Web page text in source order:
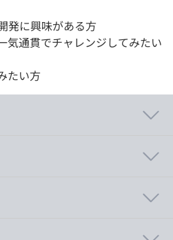
発に興味がある方
通貫でチャレンジしてみたい
たい方